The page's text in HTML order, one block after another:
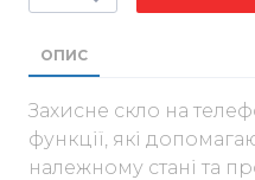
ОПИС
Захисне скло на
функції, які
належному стані та